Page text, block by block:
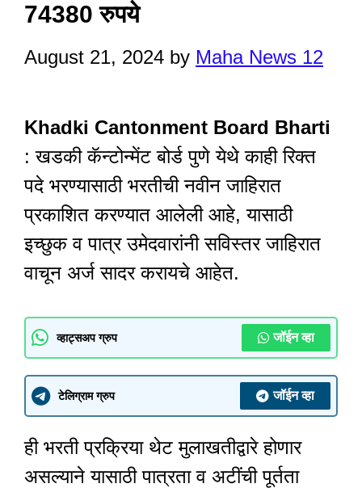
74380 रुपये
August 21, 2024 by Maha News 12
Khadki Cantonment Board Bharti
: खडकी कॅन्टोन्मेंट बोर्ड पुणे येथे काही रिक्त
पदे भरण्यासाठी भरतीची नवीन जाहिरात
प्रकाशित करण्यात आलेली आहे, यासाठी
इच्छुक व पात्र उमेदवारांनी सविस्तर जाहिरात
वाचून अर्ज सादर करायचे आहेत.
व्हाट्सअप ग्रुप जॉईन व्हा
टेलिग्राम ग्रुप जॉईन व्हा
ही भरती प्रक्रिया थेट मुलाखतीद्वारे होणार
असल्याने यासाठी पात्रता व अटींची पूर्तता